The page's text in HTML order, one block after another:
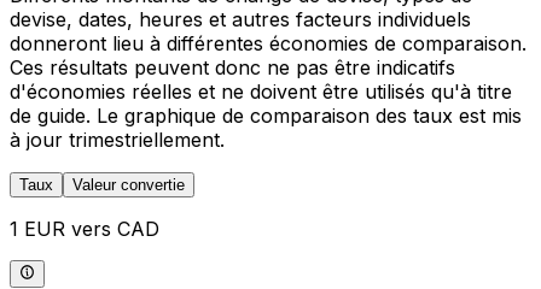
devise, dates, heures et autres facteurs individuels
donneront lieu à différentes économies de comparaison.
Ces résultats peuvent donc ne pas être indicatifs
d'économies réelles et ne doivent être utilisés qu'à titre
de guide. Le graphique de comparaison des taux est mis
à jour trimestriellement.
Taux Valeur convertie
1 EUR vers CAD